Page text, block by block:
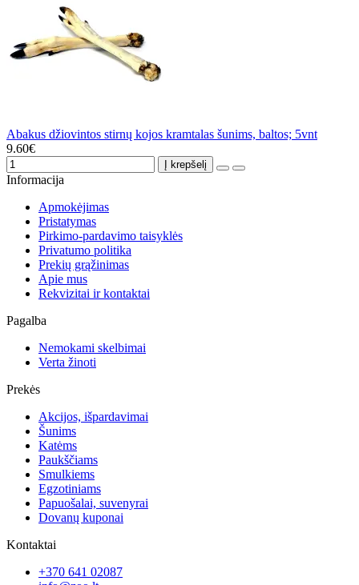
Abakus džiovintos stirnų kojos kramtalas šunims, baltos; 5vnt
9.60€
Į krepšelį
Informacija
Apmokėjimas
Pristatymas
Pirkimo-pardavimo taisyklės
Privatumo politika
Prekių grąžinimas
Apie mus
Rekvizitai ir kontaktai
Pagalba
Nemokami skelbimai
Verta žinoti
Prekės
Akcijos, išpardavimai
Šunims
Katėms
Paukščiams
Smulkiems
Egzotiniams
Papuošalai, suvenyrai
Dovanų kuponai
Kontaktai
+370 641 02087